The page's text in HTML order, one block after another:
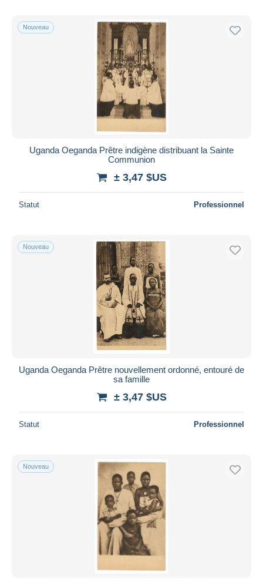
Nouveau
Uganda Oeganda Prêtre indigène distribuant la Sainte
Communion
± 3,47 $US
Statut Professionnel
Nouveau
Uganda Oeganda Prêtre nouvellement ordonné, entouré de
sa famille
± 3,47 $US
Statut Professionnel
Nouveau